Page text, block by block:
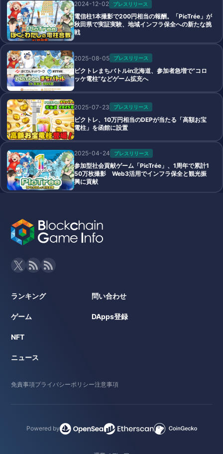
2024-12-02 プレスリリース
電信柱1本撮影で200円相当の報酬。「PicTrée」が
秋田県で実証実験、地域インフラ保全への新たな挑
戦
2025-08-05 プレスリリース
ピクトレまちバトルin北海道、参加者急増で“コロ
ッケ電柱”などゲーム拡充へ
2025-07-23 プレスリリース
ピクトレ、10万円相当のDEPが当たる「高額お宝
電柱」を函館に設置
2025-04-24 プレスリリース
参加型社会貢献ゲーム「PicTrée」、1周年で累計1
50万枚撮影 Web3活用でインフラ保全と観光振
興に貢献
ランキング
ゲーム
NFT
ニュース
問い合わせ
DApps登録
免責事項プライバシーポリシー注意事項
Powered by